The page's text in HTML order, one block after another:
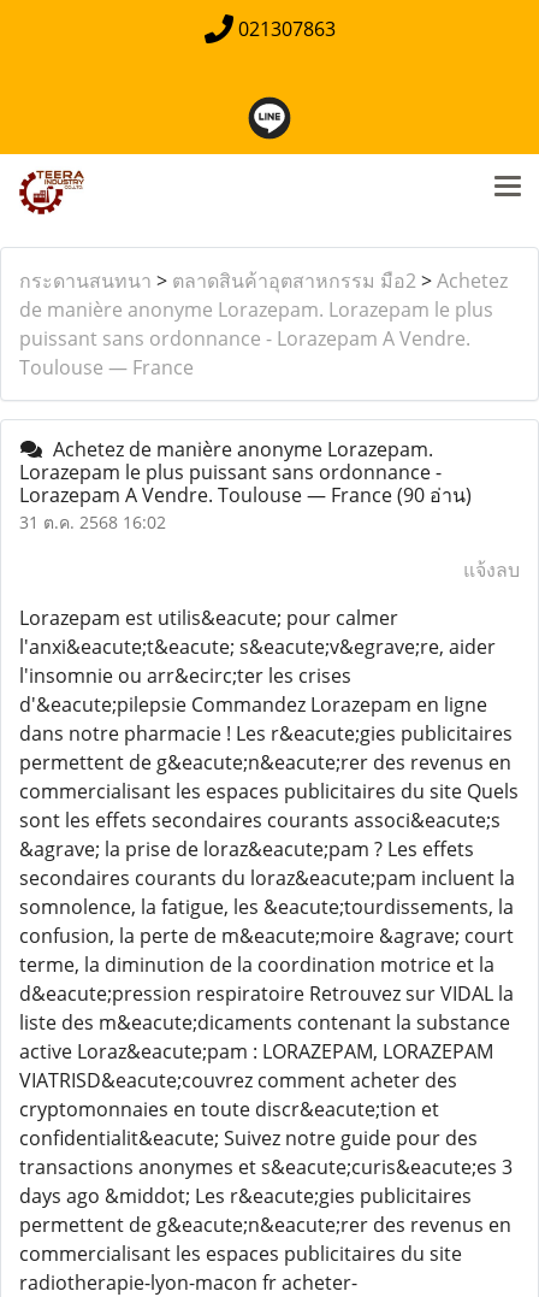
021307863
กระดานสนทนา > ตลาดสินค้าอุตสาหกรรม มือ2>Achetez
de manière anonyme Lorazepam. Lorazepam le plus
puissant sans ordonnance - Lorazepam A Vendre.
Toulouse — France
Achetez de manière anonyme Lorazepam.
Lorazepam le plus puissant sans ordonnance -
Lorazepam A Vendre. Toulouse — France(90 อ่าน)
31 ต.ค. 2568 16:02
แจ้งลบ
Lorazepam est utilis&eacute; pour calmer
l'anxi&eacute;t&eacute; s&eacute;v&egrave;re, aider
l'insomnie ou arr&ecirc;ter les crises
d'&eacute;pilepsie Commandez Lorazepam en ligne
dans notre pharmacie ! Les r&eacute;gies publicitaires
permettent de g&eacute;n&eacute;rer des revenus en
commercialisant les espaces publicitaires du site Quels
sont les effets secondaires courants associ&eacute;s
&agrave; la prise de loraz&eacute;pam ? Les effets
secondaires courants du loraz&eacute;pam incluent la
somnolence, la fatigue, les &eacute;tourdissements, la
confusion, la perte de m&eacute;moire &agrave; court
terme, la diminution de la coordination motrice et la
d&eacute;pression respiratoire Retrouvez sur VIDAL la
liste des m&eacute;dicaments contenant la substance
active Loraz&eacute;pam : LORAZEPAM, LORAZEPAM
VIATRISD&eacute;couvrez comment acheter des
cryptomonnaies en toute discr&eacute;tion et
confidentialit&eacute; Suivez notre guide pour des
transactions anonymes et s&eacute;curis&eacute;es 3
days ago &middot; Les r&eacute;gies publicitaires
permettent de g&eacute;n&eacute;rer des revenus en
commercialisant les espaces publicitaires du site
radiotherapie-lyon-macon fr acheter-